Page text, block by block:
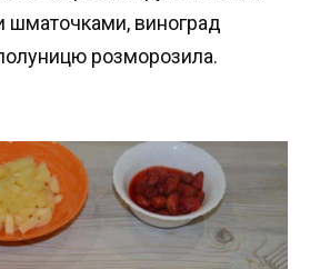
шматочками, виноград
розморозила.